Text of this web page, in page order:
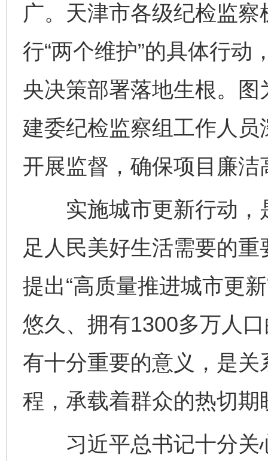
广。天津市各级纪检监
行“两个维护”的具体行动
央决策部署落地生根。
建委纪检监察组工作人
开展监督，确保项目廉
实施城市更新行动，
足人民美好生活需要的重
提出“高质量推进城市更
悠久、拥有1300多万人
有十分重要的意义，是
程，承载着群众的热切期
习近平总书记十分关